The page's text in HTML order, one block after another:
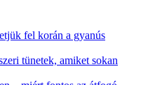
fel korán a gyanús
tünetek, amiket sokan